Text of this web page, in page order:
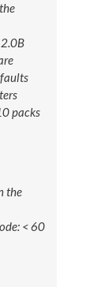
packs
the
< 60